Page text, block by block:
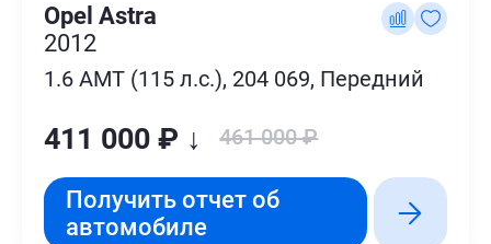
Opel Astra
2012
1.6 AMT (115 л.с.), 204 069, Передний
411 000 ₽ ↓ 461 000 ₽
Получить отчет об
автомобиле